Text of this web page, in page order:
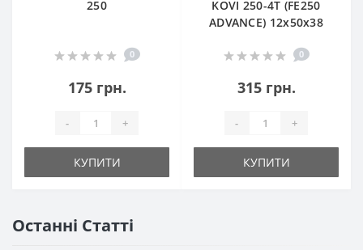
250
0
175 грн.
- +
КУПИТИ
KOVI 250-4T (FE250
ADVANCE) 12х50х38
0
315 грн.
- +
КУПИТИ
Останні Статті